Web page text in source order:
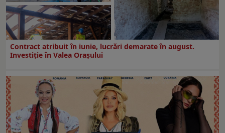
Contract atribuit în iunie, lucrări demarate în august.
Investiţie în Valea Oraşului